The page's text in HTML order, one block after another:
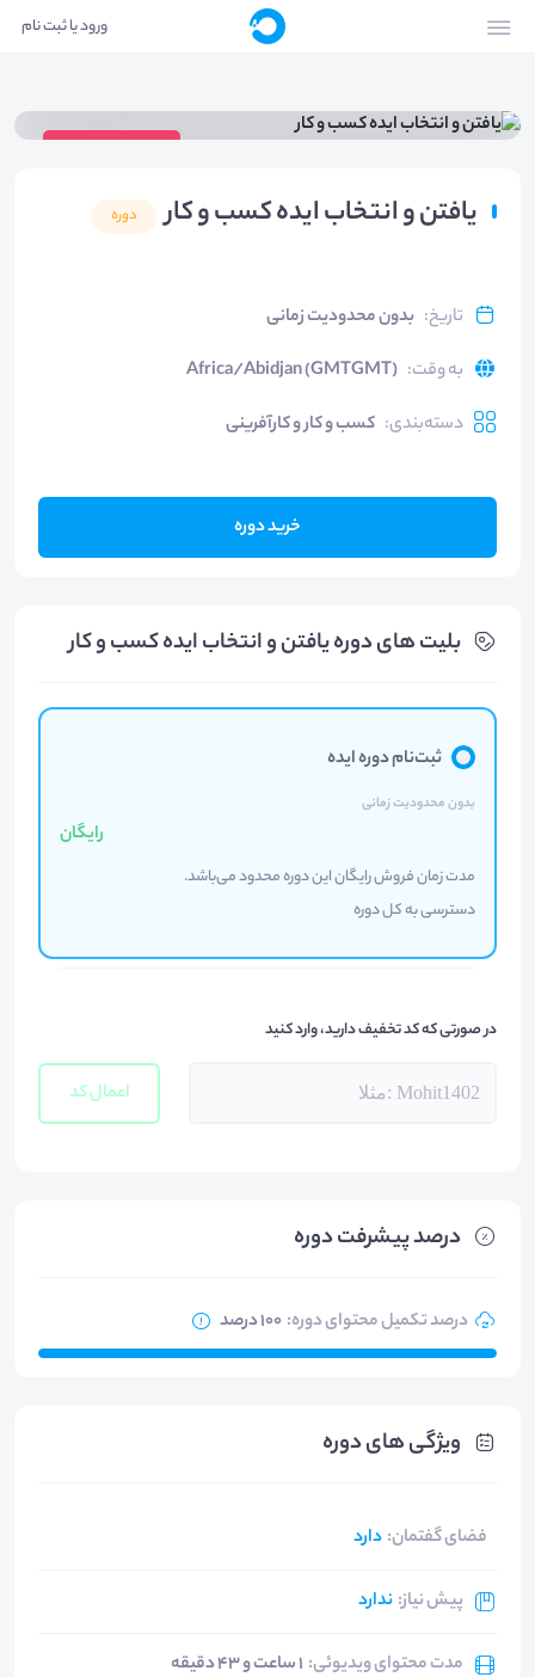
ورود یا ثبت نام
یافتن و انتخاب ایده کسب و کار دوره
تاریخ: بدون محدودیت زمانی
به وقت:
Africa/Abidjan (GMTGMT)
دسته‌بندی: کسب و کار و کارآفرینی
خرید دوره
درصد پیشرفت دوره
درصد تکمیل محتوای دوره: 100 درصد
ویژگی های دوره
فضای گفتمان: دارد
پیش نیاز: ندارد
مدت محتوای ویدیوئی: 1 ساعت و 43 دقیقه
بلیت های دوره یافتن و انتخاب ایده کسب و کار
ثبت‌نام دوره ایده
بدون محدودیت زمانی
رایگان
مدت زمان فروش رایگان این دوره محدود می‌باشد.
دسترسی به کل دوره
در صورتی که کد تخفیف دارید، وارد کنید
اعمال کد